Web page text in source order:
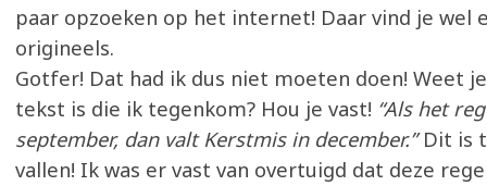
paar opzoeken op het internet! Daar vind je wel
origineels.
Gotfer! Dat had ik dus niet moeten doen! Weet
tekst is die ik tegenkom? Hou je vast! “Als het
september, dan valt Kerstmis in december.”Dit is
vallen! Ik was er vast van overtuigd dat deze